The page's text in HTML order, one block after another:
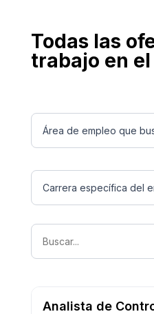
Todas las
trabajo en
Analista de